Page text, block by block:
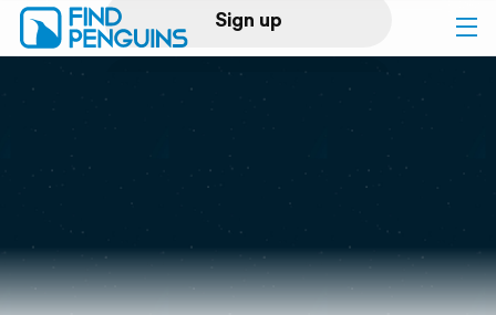
Sign up
Log in
Print a book
Flyover video